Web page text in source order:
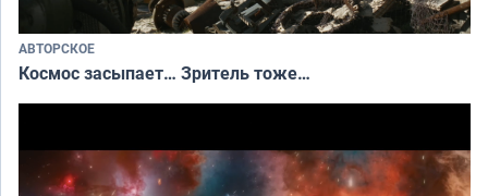
АВТОРСКОЕ
Космос засыпает… Зритель тоже…